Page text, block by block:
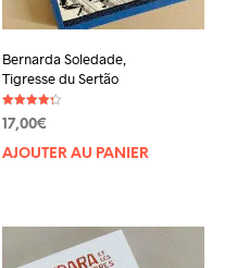
Bernarda Soledade,
Tigresse du Sertão
4.33
17,00€
AJOUTER AU PANIER